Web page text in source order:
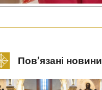
Пов’язані новини